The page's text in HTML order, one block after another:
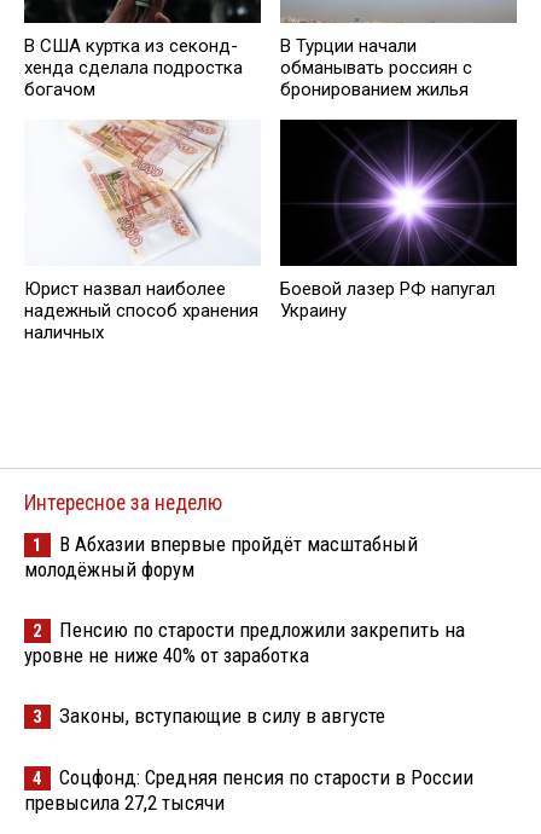
В США куртка из секонд-
хенда сделала подростка
богачом
В Турции начали
обманывать россиян с
бронированием жилья
Юрист нaзвал наиболее
надежный способ хранения
наличных
Боевой лазер РФ напугал
Украину
Интересное за неделю
1
В Абхазии впервые пройдёт масштабный
молодёжный форум
2
Пенсию по старости предложили закрепить на
уровне не ниже 40% от заработка
3 Законы, вступающие в силу в августе
4
Соцфонд: Средняя пенсия по старости в России
превысила 27,2 тысячи